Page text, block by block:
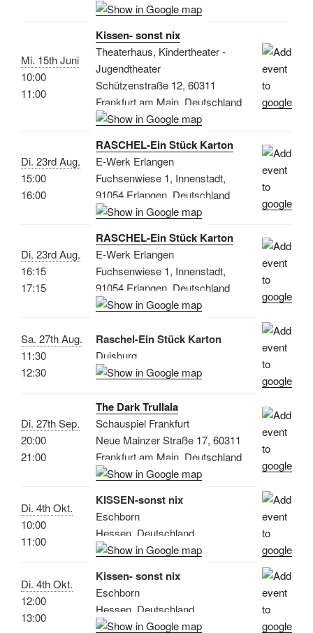
Mi. 15th Juni
10:00
11:00
Kissen- sonst nix
Theaterhaus, Kindertheater -
Jugendtheater
Schützenstraße 12, 60311
Frankfurt am Main, Deutschland
Di. 23rd Aug.
15:00
16:00
RASCHEL-Ein Stück Karton
E-Werk Erlangen
Fuchsenwiese 1, Innenstadt,
91054 Erlangen, Deutschland
Di. 23rd Aug.
16:15
17:15
RASCHEL-Ein Stück Karton
E-Werk Erlangen
Fuchsenwiese 1, Innenstadt,
91054 Erlangen, Deutschland
Sa. 27th Aug.
11:30
12:30
Raschel-Ein Stück Karton
Duisburg
Di. 27th Sep.
20:00
21:00
The Dark Trullala
Schauspiel Frankfurt
Neue Mainzer Straße 17, 60311
Frankfurt am Main, Deutschland
Di. 4th Okt.
10:00
11:00
KISSEN-sonst nix
Eschborn
Hessen, Deutschland
Di. 4th Okt.
12:00
13:00
Kissen- sonst nix
Eschborn
Hessen, Deutschland